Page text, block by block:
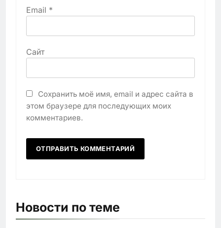
Email *
Сайт
Сохранить моё имя, email и адрес сайта в
этом браузере для последующих моих
комментариев.
Новости по теме